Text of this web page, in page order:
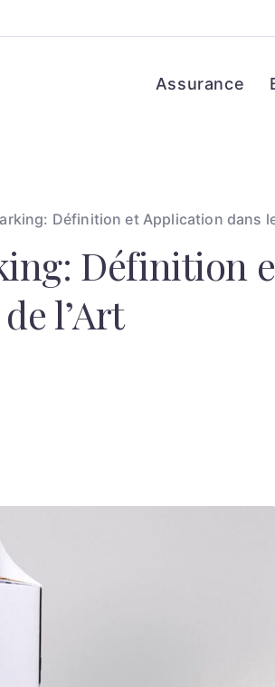
Assurance
Définition et Application dans
Définition
l’Art